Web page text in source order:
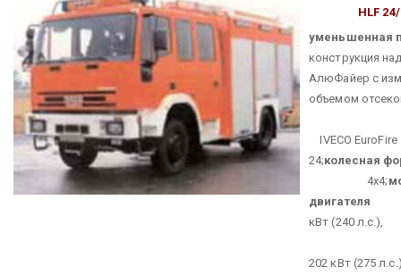
HLF
уменьшенная
конструкция
АлюФайер с
объемом
IVECO EuroFire
24;колесная
4х4;
двигателя
кВт (240 л.с.),
202 кВт (275